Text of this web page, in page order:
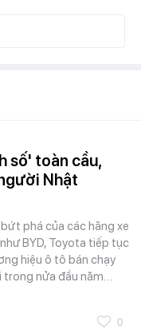
số' toàn cầu,
Nhật
phá của các hãng xe
BYD, Toyota tiếp tục
hiệu ô tô bán chạy
nửa đầu năm…
0